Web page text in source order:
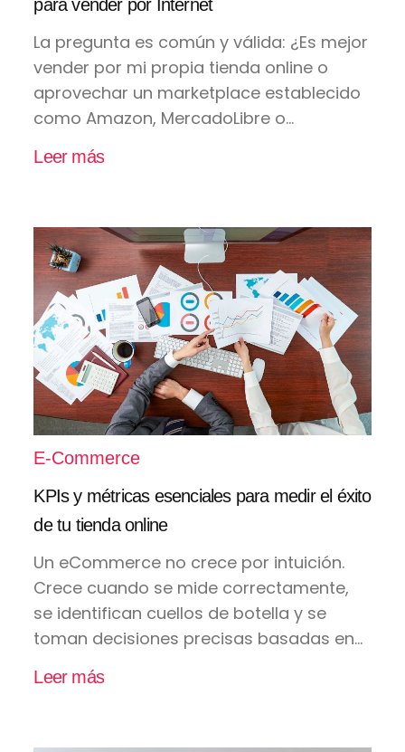
para vender por Internet
La pregunta es común y válida: ¿Es mejor
vender por mi propia tienda online o
aprovechar un marketplace establecido
como Amazon, MercadoLibre o...
Leer más
E-Commerce
KPIs y métricas esenciales para medir el éxito
de tu tienda online
Un eCommerce no crece por intuición.
Crece cuando se mide correctamente,
se identifican cuellos de botella y se
toman decisiones precisas basadas en...
Leer más